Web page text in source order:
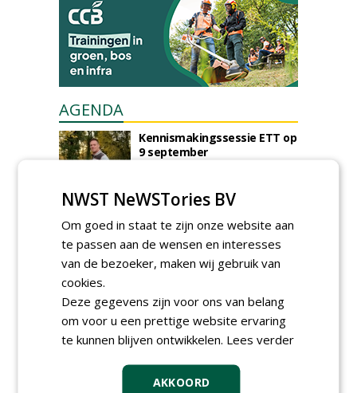
AGENDA
Kennismakingssessie ETT op
9 september
Poel organiseert
Boomverzorgersdag voor
boomprofessionals
vrijdag 9 oktober 2026
Event: De stad van de
toekomst begint in de
donderdag 5 november 2026
NWST NeWSTories BV
Om goed in staat te zijn onze website aan
te passen aan de wensen en interesses
van de bezoeker, maken wij gebruik van
cookies.
Deze gegevens zijn voor ons van belang
om voor u een prettige website ervaring
te kunnen blijven ontwikkelen. Lees verder
AKKOORD